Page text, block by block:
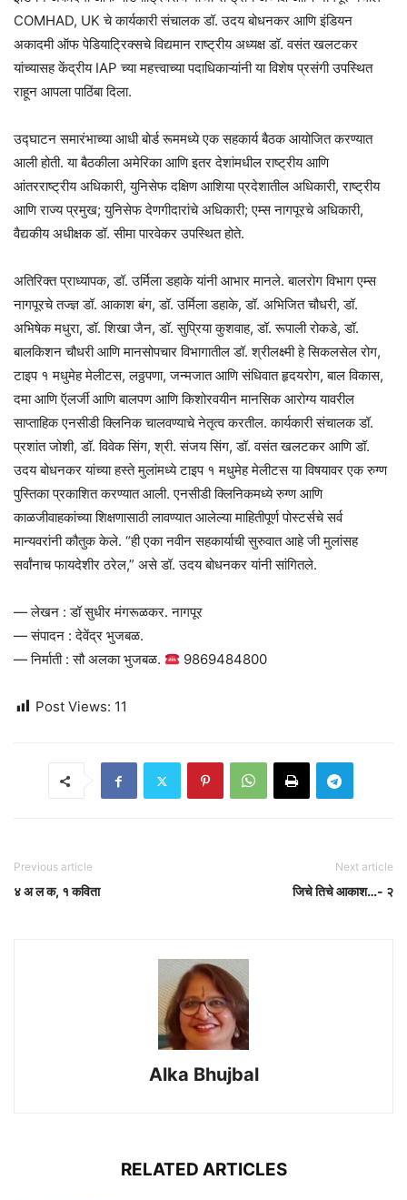
COMHAD, UK चे कार्यकारी संचालक डॉ. उदय बोधनकर आणि इंडियन
अकादमी ऑफ पेडियाट्रिक्सचे विद्यमान राष्ट्रीय अध्यक्ष डॉ. वसंत खलटकर
यांच्यासह केंद्रीय IAP च्या महत्त्वाच्या पदाधिकाऱ्यांनी या विशेष प्रसंगी उपस्थित
राहून आपला पाठिंबा दिला.
उद्घाटन समारंभाच्या आधी बोर्ड रूममध्ये एक सहकार्य बैठक आयोजित करण्यात
आली होती. या बैठकीला अमेरिका आणि इतर देशांमधील राष्ट्रीय आणि
आंतरराष्ट्रीय अधिकारी, युनिसेफ दक्षिण आशिया प्रदेशातील अधिकारी, राष्ट्रीय
आणि राज्य प्रमुख; युनिसेफ देणगीदारांचे अधिकारी; एम्स नागपूरचे अधिकारी,
वैद्यकीय अधीक्षक डॉ. सीमा पारवेकर उपस्थित होते.
अतिरिक्त प्राध्यापक, डॉ. उर्मिला डहाके यांनी आभार मानले. बालरोग विभाग एम्स
नागपूरचे तज्ज्ञ डॉ. आकाश बंग, डॉ. उर्मिला डहाके, डॉ. अभिजित चौधरी, डॉ.
अभिषेक मधुरा, डॉ. शिखा जैन, डॉ. सुप्रिया कुशवाह, डॉ. रूपाली रोकडे, डॉ.
बालकिशन चौधरी आणि मानसोपचार विभागातील डॉ. श्रीलक्ष्मी हे सिकलसेल रोग,
टाइप १ मधुमेह मेलीटस, लठ्ठपणा, जन्मजात आणि संधिवात हृदयरोग, बाल विकास,
दमा आणि ऍलर्जी आणि बालपण आणि किशोरवयीन मानसिक आरोग्य यावरील
साप्ताहिक एनसीडी क्लिनिक चालवण्याचे नेतृत्व करतील. कार्यकारी संचालक डॉ.
प्रशांत जोशी, डॉ. विवेक सिंग, श्री. संजय सिंग, डॉ. वसंत खलटकर आणि डॉ.
उदय बोधनकर यांच्या हस्ते मुलांमध्ये टाइप १ मधुमेह मेलीटस या विषयावर एक रुग्ण
पुस्तिका प्रकाशित करण्यात आली. एनसीडी क्लिनिकमध्ये रुग्ण आणि
काळजीवाहकांच्या शिक्षणासाठी लावण्यात आलेल्या माहितीपूर्ण पोस्टर्सचे सर्व
मान्यवरांनी कौतुक केले. “ही एका नवीन सहकार्याची सुरुवात आहे जी मुलांसह
सर्वांनाच फायदेशीर ठरेल,” असे डॉ. उदय बोधनकर यांनी सांगितले.
— लेखन : डॉ सुधीर मंगरूळकर. नागपूर
— संपादन : देवेंद्र भुजबळ.
— निर्माती : सौ अलका भुजबळ.
9869484800
Post Views: 11
Previous article
४ अ ल क, १ कविता
Next article
जिचे तिचे आकाश…- २
Alka Bhujbal
RELATED ARTICLES